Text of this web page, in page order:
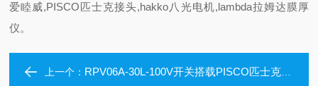
爱睦威,PISCO匹士克接头,hakko八光电机,lambda拉姆达膜厚
仪。
上一个： RPV06A-30L-100V开关搭载PISCO匹士克旋片式真空泵